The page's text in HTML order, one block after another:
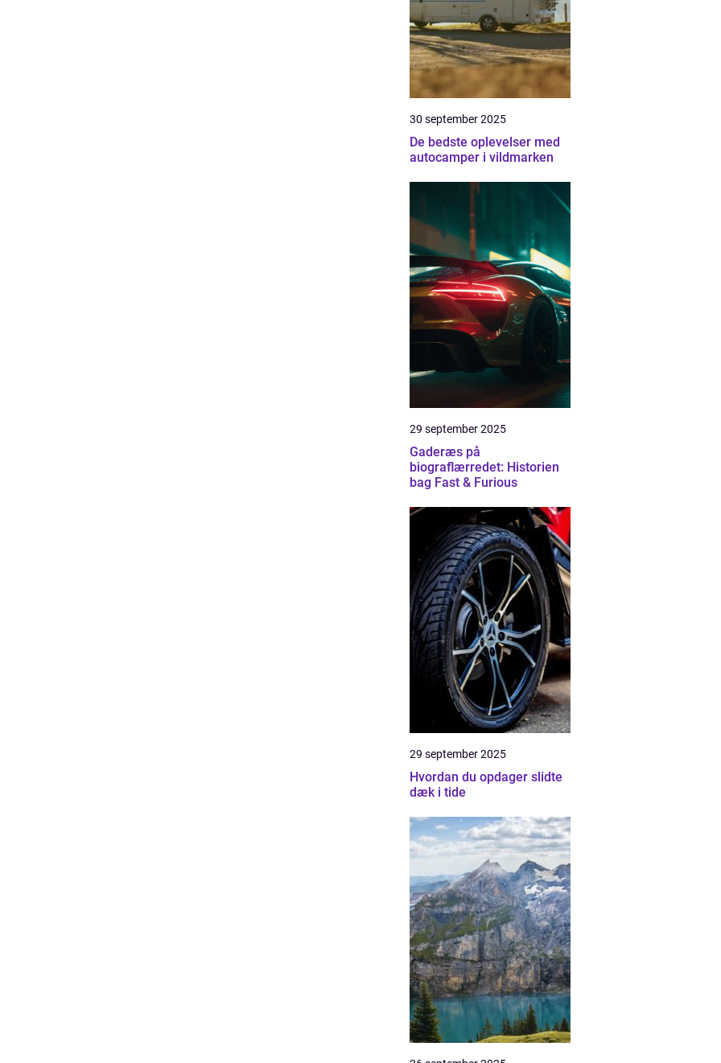
30 september 2025
De bedste oplevelser med
autocamper i vildmarken
29 september 2025
Gaderæs på
biograflærredet: Historien
bag Fast & Furious
29 september 2025
Hvordan du opdager slidte
dæk i tide